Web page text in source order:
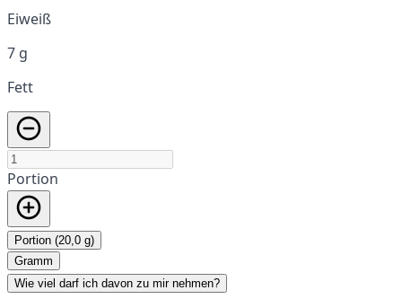
Eiweiß
7 g
Fett
Portion
Portion (20,0 g)
Gramm
Wie viel darf ich davon zu mir nehmen?